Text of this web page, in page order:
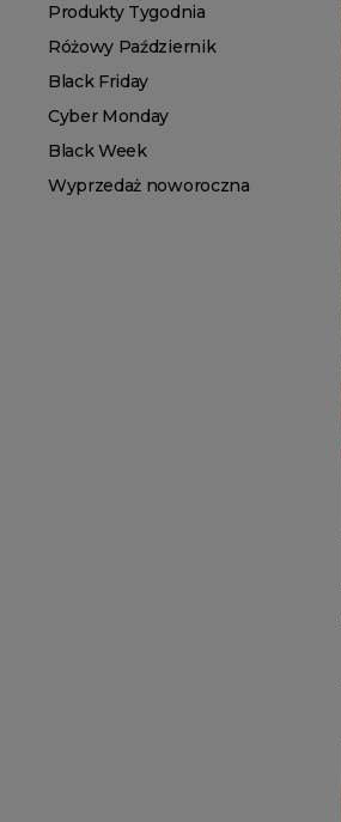
Produkty Tygodnia
Różowy Październik
Black Friday
Cyber Monday
Black Week
Wyprzedaż noworoczna